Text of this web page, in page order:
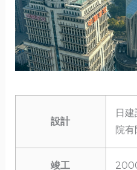
設計
日
院有
竣工